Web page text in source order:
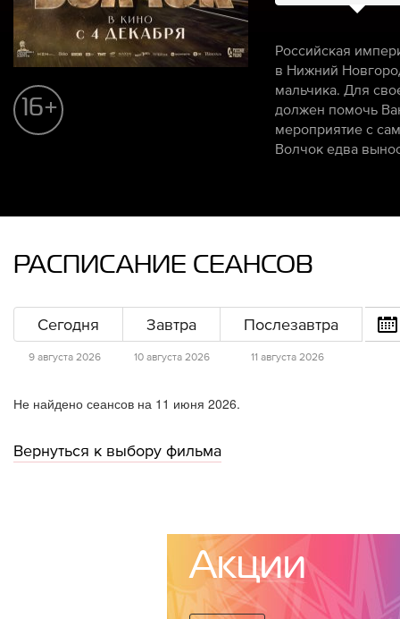
16+
Российская
в Нижний
мальчика. Для
должен помочь
мероприятие с
Волчок едва
РАСПИСАНИЕ СЕАНСОВ
Сегодня
9 августа 2026
Завтра
10 августа 2026
Послезавтра
11 августа 2026
Не найдено сеансов на 11 июня 2026.
Вернуться к выбору фильма
Акции